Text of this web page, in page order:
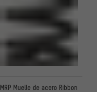
MRP Muelle de acero Ribbon